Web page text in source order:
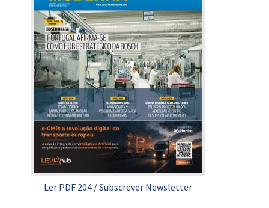
Ler PDF 204/Subscrever Newsletter